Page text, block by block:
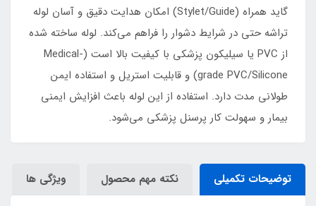
گاید همراه (Stylet/Guide) امکان هدایت دقیق و آسان لوله
تراشه حتی در شرایط دشوار را فراهم می‌کند. لوله ساخته شده
از PVC یا سیلیکون پزشکی با کیفیت بالا است (Medical-
grade PVC/Silicone) و قابلیت استریل و استفاده ایمن
طولانی مدت دارد. استفاده از این لوله باعث افزایش ایمنی
بیمار و سهولت کار پرسنل پزشکی می‌شود.
توضیحات تکمیلی نکته مهم محصول ویژگی ها